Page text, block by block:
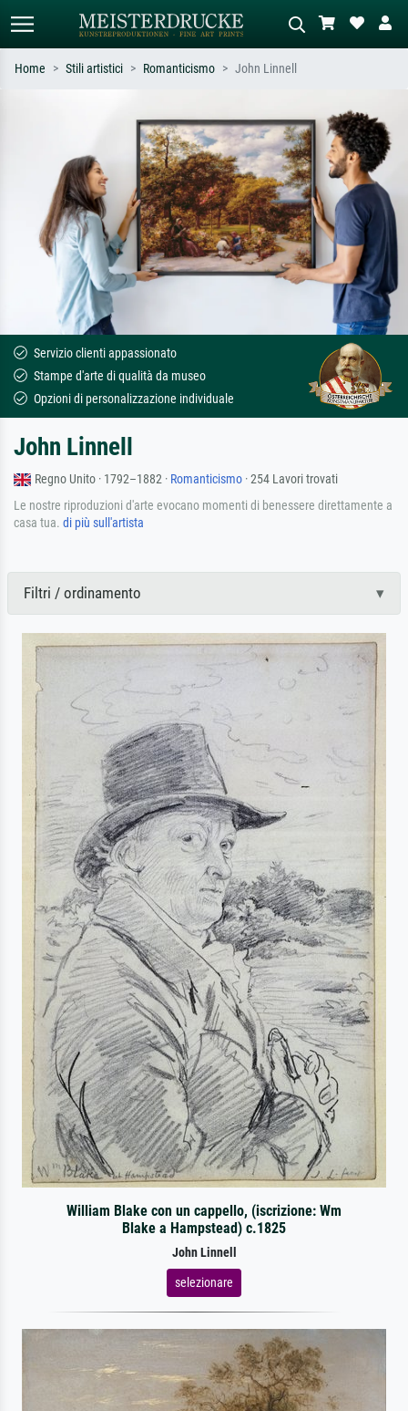
Cerca per artista, titolo o stile – es.
Monet, Notte stellata,
Impressionismo, onda di Hokusai,
nudo.
Descrivi la scena – es. prato verde,
astratto con molto rosso, dipinto a
olio scuro, nudo in piedi vicino a un
albero.
Home Stili artistici Romanticismo John Linnell
Servizio clienti appassionato
Stampe d'arte di qualità da museo
Opzioni di personalizzazione individuale
John Linnell
Regno Unito · 1792–1882 · Romanticismo · 254 Lavori trovati
Le nostre riproduzioni d'arte evocano momenti di benessere direttamente a
casa tua. di più sull'artista
Filtri / ordinamento
William Blake con un cappello, (iscrizione: Wm
Blake a Hampstead) c.1825
John Linnell
selezionare